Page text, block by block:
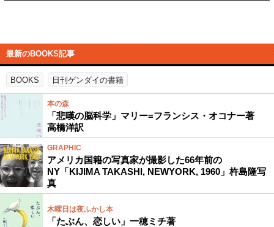
最新のBOOKS記事
BOOKS 日刊ゲンダイの書籍
本の森
「悲嘆の脳科学」マリー=フランシス・オコナー著
高橋洋訳
GRAPHIC
アメリカ国籍の写真家が撮影した66年前の
NY「KIJIMA TAKASHI, NEWYORK, 1960」杵島隆写
真
木曜日は夜ふかし本
「たぶん、恋しい」一穂ミチ著